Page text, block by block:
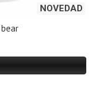
NOVEDAD